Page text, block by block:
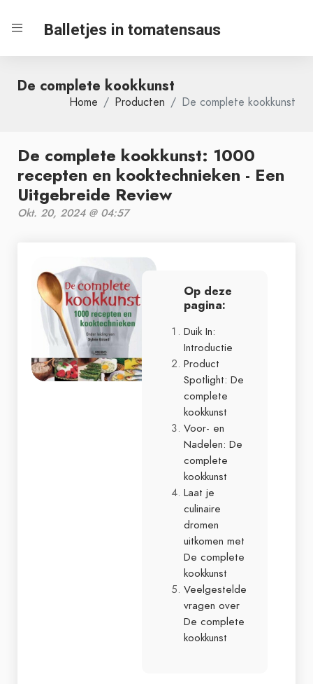
Balletjes in tomatensaus
De complete kookkunst
Home Producten De complete kookkunst
De complete kookkunst: 1000
recepten en kooktechnieken - Een
Uitgebreide Review
Okt. 20, 2024 @ 04:57
Op deze
pagina:
Duik In:
Introductie
Product
Spotlight: De
complete
kookkunst
Voor- en
Nadelen: De
complete
kookkunst
Laat je
culinaire
dromen
uitkomen met
De complete
kookkunst
Veelgestelde
vragen over
De complete
kookkunst